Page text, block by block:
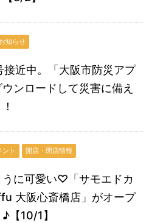
お知らせ
接近中。「大阪市防災アプ
ウンロードして災害に備え
ント 開店・閉店情報
うに可愛い♡「サモエドカ
大阪心斎橋店」がオープ
【10/1】